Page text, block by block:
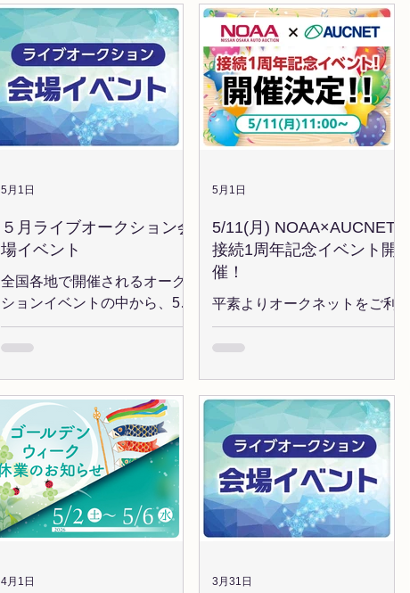
す。 【キャンペーン期間】
2026/4/6(月)～2026/7/27(月)
★7/27(月)はポイント２倍デ
ー！ポイントラリー期間の最
終開催！ 通常１台落札につき
１ポイントのところ、１台に
つき２ポイント獲得できるチ
1～5位 京セラドーム大阪バッ
ーズスイート」ご招待+..
ーションハイパーに代わる新
たなプラットフォーム
「AUCNET CARS」が誕
生！！ 10/20,...
大します。 お客様の資金運用
に合わせて、ご利用限度額・
入金期限の範囲内で自由にカ
スタマイズ！ 延長したい車両
や入金日を自由に決められる
ので、無理のない安心・確実
な仕入れスキームを構築でき
限優先、その他条件がありま
両のみ対象です。 【変更日】
2026年7月1日(水) *2026年7月
1日以降落札車両が対象です。
【対象車両】 オークネットTV
覧はこちら>> 【支払延長サー
ビスとは？】 サービスの詳
細・ご利用方法はこちら＞＞
仕入れの資金繰りに、もっと
ゆとりを。 この機会に「支払
延長サービス」を是非ご活用
ください。 ◆本件に関するお
問い合わせ 【経理管理グル
(9:30～18:00)
５月ライブオークション会
場イベント
全国各地で開催されるオーク
ションイベントの中から、5月
のおすすめイベントを厳選！
気になる会場をぜひチェック
NOAA（日産大阪） 「オーク
ネット接続1周年記念」
NOAA会場で1台以上落札する
と【落札賞】をプレゼント！
※今回からオークション方式
が変更となります。 5/15(金)
JU宮城 「仙台青葉まつり記
四国27周年記念」 5/27(水) ヒ
5月1日
5/11(月) NOAA×AUCNET
接続1周年記念イベント開
催！
平素よりオークネットをご利
用いただき、ありがとうござ
います。 この度、
す！ 【開催日】 5/11(月) ※本
開催よりセリ方式が手ゼリ→
オークション（ポス）システ
ムに変更となります！ オーク
ネットライブオークションの
NOAA会場にて1台以上ご落札
いただくと、落札賞として
NOAAオリジナルボールペ
5月1日
4月1日 3月31日